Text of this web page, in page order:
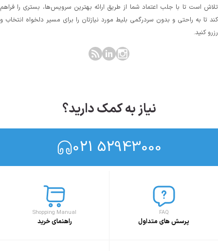
تلاش است تا با جلب اعتماد شما از طریق ارائه بهترین سرویس‌ها، بستری را فراهم
کند تا به راحتی و بدون سردرگمی بلیط مورد نیازتان را برای مسیر دلخواه انتخاب و
رزرو کنید.
نیاز به کمک دارید؟
021 52943000
FAQ
پرسش های متداول
Shopping Manual
راهنمای خرید